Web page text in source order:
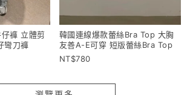
褲 立體剪
彎刀褲
韓國連線爆款蕾絲Bra Top 大胸
友善A-E可穿 短版蕾絲Bra Top
780